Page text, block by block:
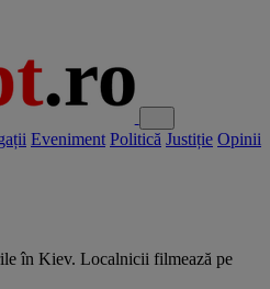
Eveniment Politică Justiție Opinii
în Kiev. Localnicii filmează pe